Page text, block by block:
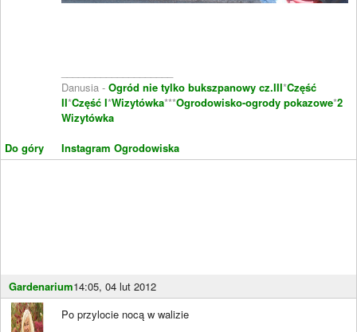
Do góry
Danusia - Ogród nie tylko bukszpanowy cz.III*Część
II*Część I*Wizytówka***Ogrodowisko-ogrody pokazowe*2
Wizytówka
Instagram Ogrodowiska
Gardenarium14:05, 04 lut 2012
Po przylocie nocą w walizie